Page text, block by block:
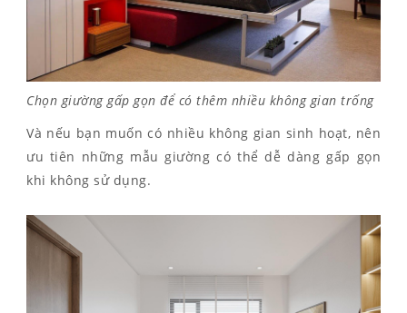
Chọn giường gấp gọn để có thêm nhiều không gian trống
Và nếu bạn muốn có nhiều không gian sinh hoạt, nên
ưu tiên những mẫu giường có thể dễ dàng gấp gọn
khi không sử dụng.